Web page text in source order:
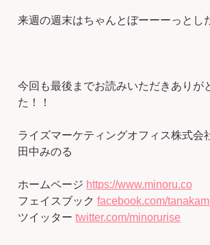
来週の週末はちゃんとぼーーーっとし
今回も最後までお読みいただきありが
た！！
ライズマーケティングオフィス株式会
田中みのる
ホームページ https://www.minoru.co
フェイスブックfacebook.com/
ツイッターtwitter.com/minorurise